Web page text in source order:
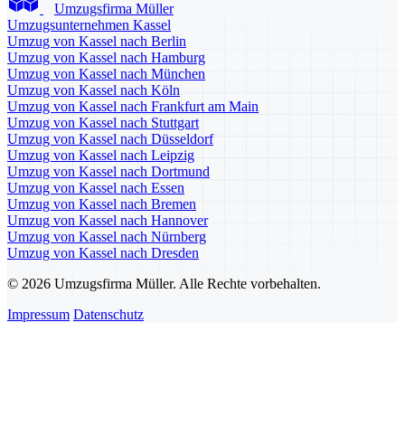
Umzugsfirma Müller
Umzugsunternehmen Kassel
Umzug von Kassel nach Berlin
Umzug von Kassel nach Hamburg
Umzug von Kassel nach München
Umzug von Kassel nach Köln
Umzug von Kassel nach Frankfurt am Main
Umzug von Kassel nach Stuttgart
Umzug von Kassel nach Düsseldorf
Umzug von Kassel nach Leipzig
Umzug von Kassel nach Dortmund
Umzug von Kassel nach Essen
Umzug von Kassel nach Bremen
Umzug von Kassel nach Hannover
Umzug von Kassel nach Nürnberg
Umzug von Kassel nach Dresden
© 2026 Umzugsfirma Müller. Alle Rechte vorbehalten.
Impressum Datenschutz